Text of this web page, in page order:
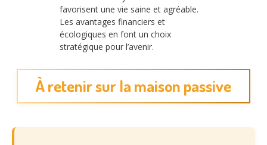
favorisent une vie saine et agréable.
Les avantages financiers et
écologiques en font un choix
stratégique pour l’avenir.
À retenir sur la maison passive